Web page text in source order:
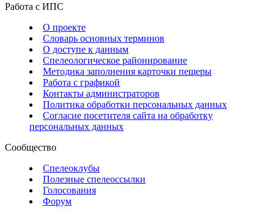
Работа с ИПС
О проекте
Словарь основных терминов
О доступе к данным
Спелеологическое районирование
Методика заполнения карточки пещеры
Работа с графикой
Контакты администраторов
Политика обработки персональных данных
Согласие посетителя сайта на обработку
персональных данных
Сообщество
Спелеоклубы
Полезные спелеоссылки
Голосования
Форум